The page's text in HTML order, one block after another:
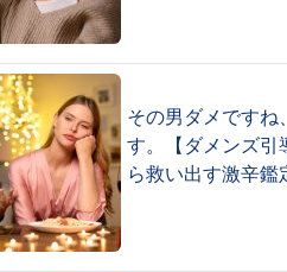
その男ダメですね
す。【ダメンズ引
ら救い出す激辛鑑